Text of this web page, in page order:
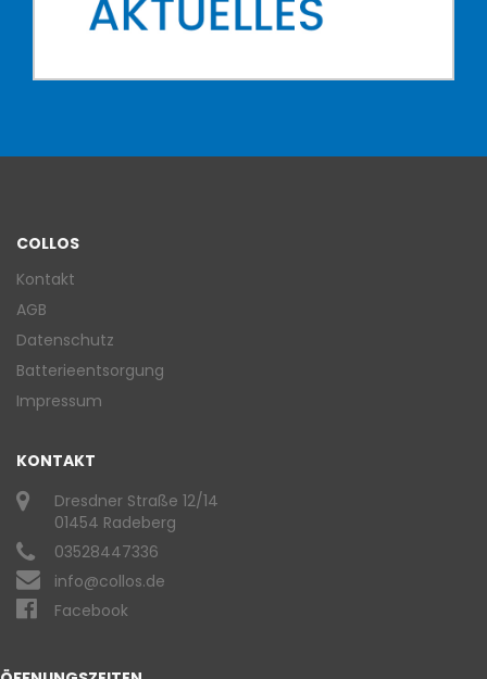
COLLOS
Kontakt
AGB
Datenschutz
Batterieentsorgung
Impressum
KONTAKT
Dresdner Straße 12/14
01454 Radeberg
03528447336
info@collos.de
Facebook